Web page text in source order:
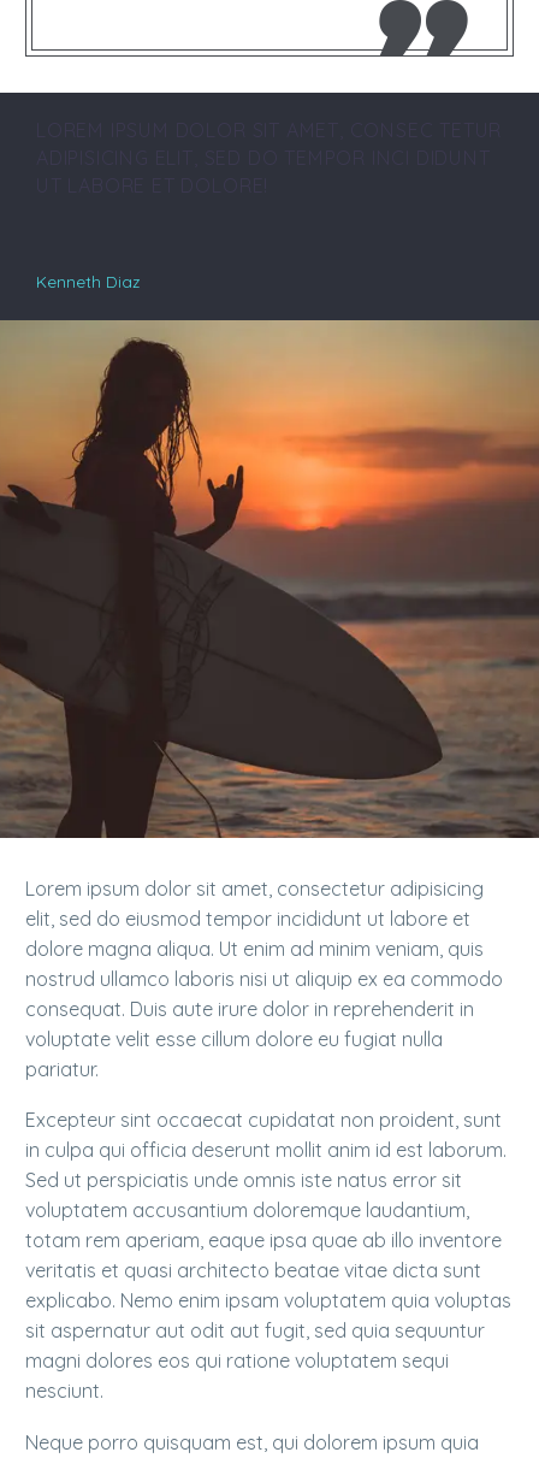
Kenneth Diaz
Lorem ipsum dolor sit amet, consectetur adipisicing
elit, sed do eiusmod tempor incididunt ut labore et
dolore magna aliqua. Ut enim ad minim veniam, quis
nostrud ullamco laboris nisi ut aliquip ex ea commodo
consequat. Duis aute irure dolor in reprehenderit in
voluptate velit esse cillum dolore eu fugiat nulla
pariatur.
Excepteur sint occaecat cupidatat non proident, sunt
in culpa qui officia deserunt mollit anim id est laborum.
Sed ut perspiciatis unde omnis iste natus error sit
voluptatem accusantium doloremque laudantium,
totam rem aperiam, eaque ipsa quae ab illo inventore
veritatis et quasi architecto beatae vitae dicta sunt
explicabo. Nemo enim ipsam voluptatem quia voluptas
sit aspernatur aut odit aut fugit, sed quia sequuntur
magni dolores eos qui ratione voluptatem sequi
nesciunt.
Neque porro quisquam est, qui dolorem ipsum quia